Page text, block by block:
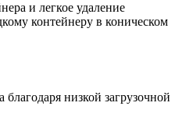
и легкое удаление
контейнеру в коническом
благодаря низкой загрузочной